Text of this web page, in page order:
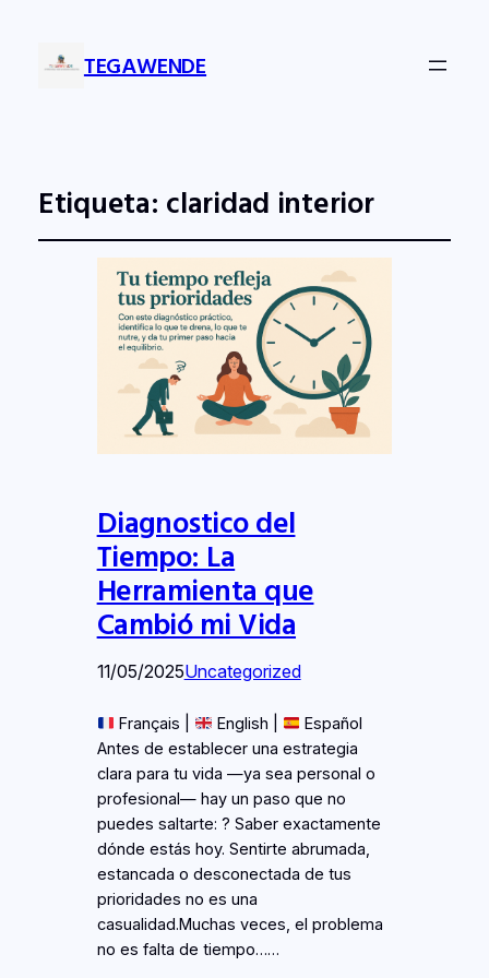
TEGAWENDE
Etiqueta: claridad interior
Diagnostico del
Tiempo: La
Herramienta que
Cambió mi Vida
11/05/2025Uncategorized
Français | English |
Español
Antes de establecer una estrategia
clara para tu vida —ya sea personal o
profesional— hay un paso que no
puedes saltarte: ? Saber exactamente
dónde estás hoy. Sentirte abrumada,
estancada o desconectada de tus
prioridades no es una
casualidad.Muchas veces, el problema
no es falta de tiempo……